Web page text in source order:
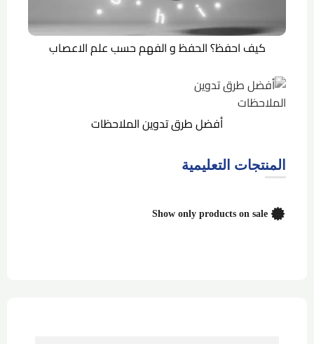
كيف احفظ؟ الحفظ و الفهم حسب علم الاعصاب
أفضل طرق تدوين الملاحظات
المنتجات التعليمية
Show only products on sale